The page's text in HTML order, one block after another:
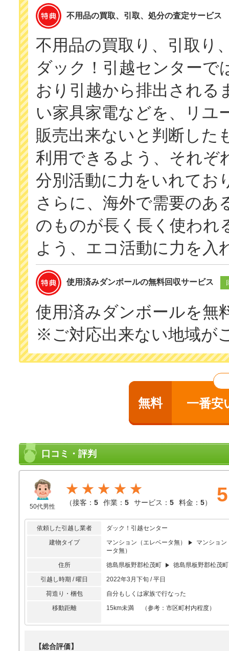
不用品の買取、引取、処分の査定サービス
不用品の買取り、引取り
ダック！引越センターで
おり引越から排出される
い家具家電などを、リユ
販売出来ないと判断した
利用できるよう、それぞ
分別活動に力をいれてお
さらに、海外で需要のあ
のものが長く長く使われ
よう、エコ活動に力を入
使用済みダンボールの無料回収サービス
使用済みダンボールを無
※ご対応出来ない地域が
無料 一番安
口コミ・評判
50代男性
★★★★★
（接客： 5 作業： 5 サービス： 5 料金： 5） 5
依頼した引越し業者
ダック！引越センター
建物タイプ
マンション（エレベータ無）
マンション
ータ無）
住所
徳島県板野郡松茂町
徳島県板野郡松茂町
引越し時期 / 曜日
2022年3月下旬 / 平日
荷造り・梱包
自分もしくは家族で行なった
移動距離
15km未満 （参考：市区町村内程度）
【総合評価】